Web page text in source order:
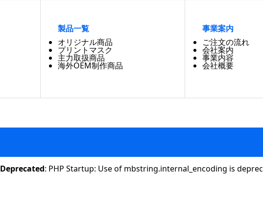
製品一覧
オリジナル商品
プリントマスク
主力取扱商品
海外OEM制作商品
事業案内
ご注文の流れ
会社案内
事業内容
会社概要
Deprecated: PHP Startup: Use of mbstring.internal_encoding is